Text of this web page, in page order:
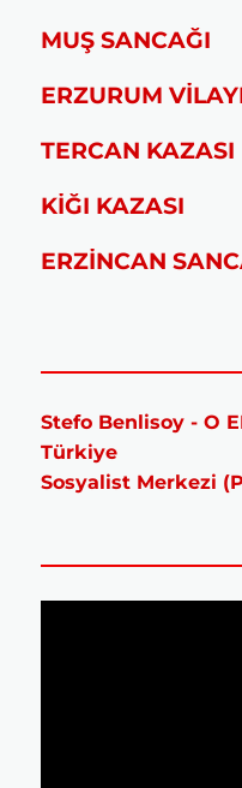
MUŞ SANCAĞI
ERZURUM
TERCAN KAZASI
KİĞI KAZASI
ERZİNCAN
Stefo Benlisoy - O
Türkiye
Sosyalist Merkezi